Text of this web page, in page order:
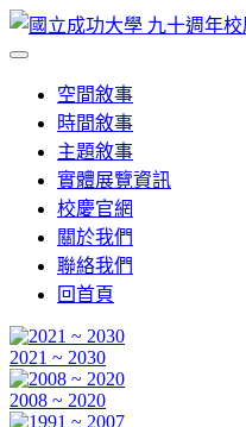
空間敘事
時間敘事
主題敘事
實體展覽資訊
校慶官網
關於我們
聯絡我們
回首頁
2021 ~ 2030
2008 ~ 2020